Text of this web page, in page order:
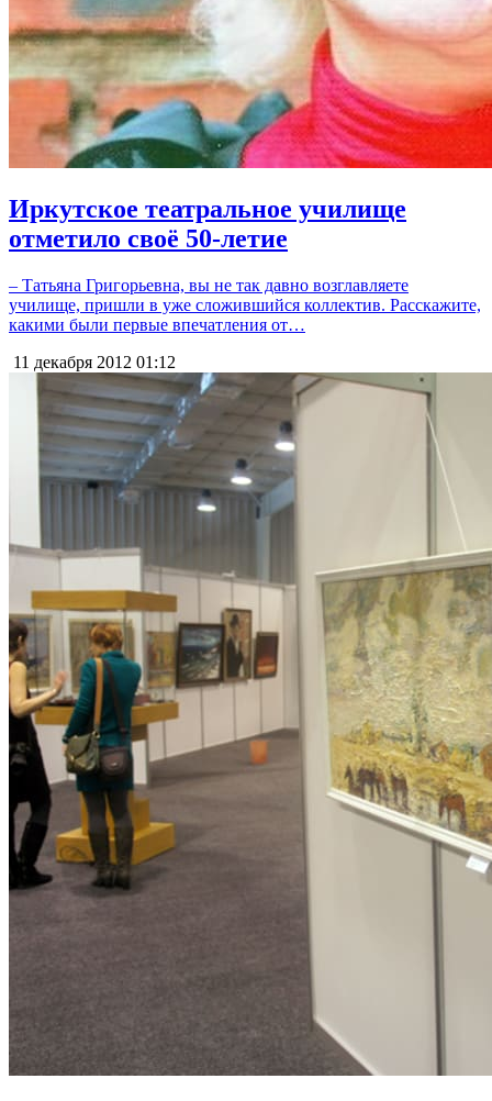
Иркутское театральное училище
отметило своё 50-летие
– Татьяна Григорьевна, вы не так давно возглавляете
училище, пришли в уже сложившийся коллектив. Расскажите,
какими были первые впечатления от…
11 декабря 2012 01:12